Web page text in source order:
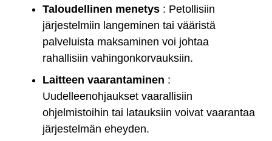
Taloudellinen menetys : Petollisiin
järjestelmiin langeminen tai vääristä
palveluista maksaminen voi johtaa
rahallisiin vahingonkorvauksiin.
Laitteen vaarantaminen :
Uudelleenohjaukset vaarallisiin
ohjelmistoihin tai latauksiin voivat vaarantaa
järjestelmän eheyden.